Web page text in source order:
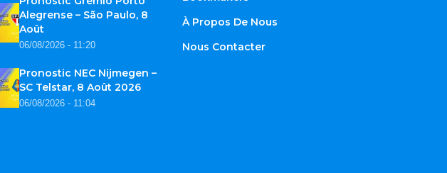
Alegrense – São Paulo, 8
Août
06/08/2026 - 11:20
Pronostic NEC Nijmegen –
SC Telstar, 8 Août 2026
06/08/2026 - 11:04
À Propos De Nous
Nous Contacter